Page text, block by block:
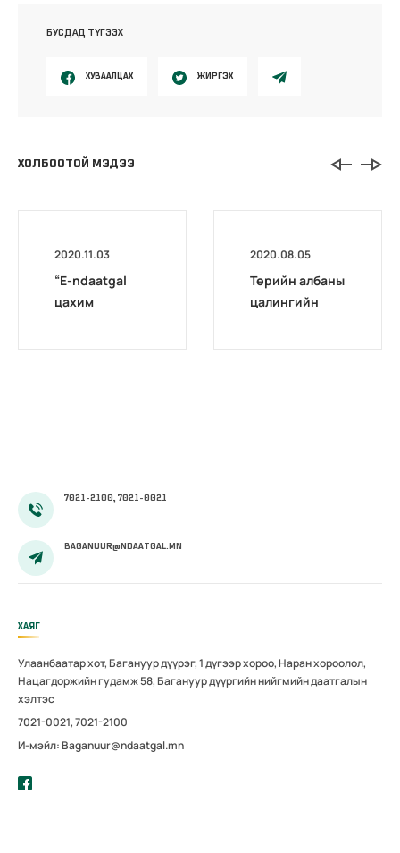
БУСДАД ТҮГЭЭХ
ХУВААЛЦАХ ЖИРГЭХ
ХОЛБООТОЙ МЭДЭЭ
2020.11.03
“E-ndaatgal
цахим
2020.08.05
Төрийн албаны
цалингийн
7021-2100, 7021-0021
BAGANUUR@NDAATGAL.MN
ХАЯГ
Улаанбаатар хот, Багануур дүүрэг, 1 дүгээр хороо, Наран хороолол,
Нацагдоржийн гудамж 58, Багануур дүүргийн нийгмийн даатгалын
хэлтэс
7021-0021, 7021-2100
И-мэйл: Baganuur@ndaatgal.mn